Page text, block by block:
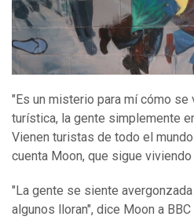
"Es un misterio para mí cómo se
turística, la gente simplemente
Vienen turistas de todo el
cuenta Moon, que sigue
"La gente se siente
algunos lloran", dice Moon a